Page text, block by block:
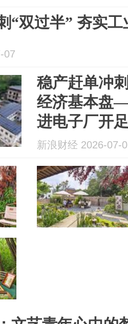
“双过半” 夯实
07
稳产赶单冲
经济基本盘
进电子厂开
新浪财经 2026-07-